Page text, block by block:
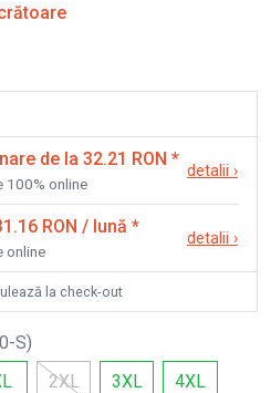
de la 32.21 RON *
100% online
detalii ›
RON / lună *
online
detalii ›
la check-out
S)
2XL 3XL 4XL